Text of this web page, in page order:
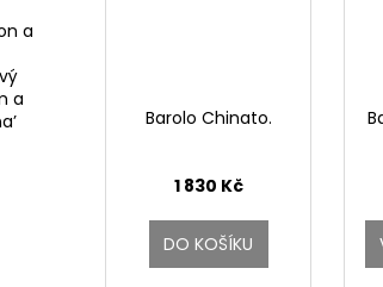
a
a
Barolo Chinato.
1 830 Kč
DO KOŠÍKU